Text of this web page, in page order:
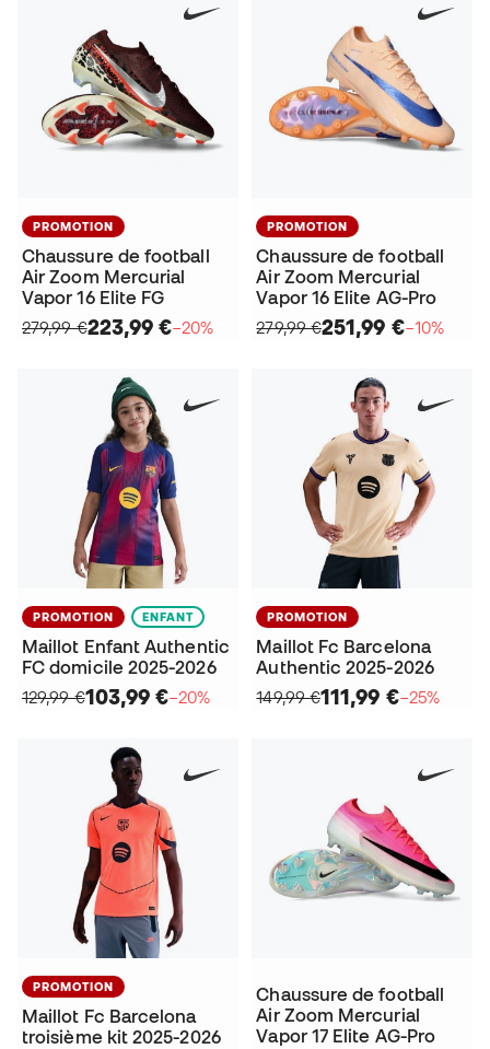
PROMOTION
Chaussure de football
Air Zoom Mercurial
Vapor 16 Elite FG
279,99 €223,99 €−20%
PROMOTION
Chaussure de football
Air Zoom Mercurial
Vapor 16 Elite AG-Pro
279,99 €251,99 €−10%
PROMOTION ENFANT
Maillot Enfant Authentic
FC domicile 2025-2026
129,99 €103,99 €−20%
PROMOTION
Maillot Fc Barcelona
Authentic 2025-2026
149,99 €111,99 €−25%
PROMOTION
Maillot Fc Barcelona
troisième kit 2025-2026
Chaussure de football
Air Zoom Mercurial
Vapor 17 Elite AG-Pro